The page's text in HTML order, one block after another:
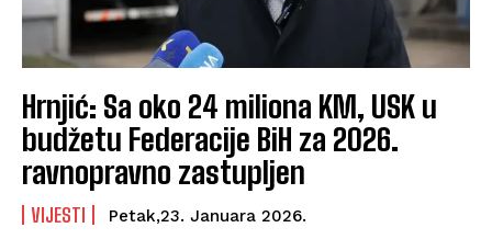
Hrnjić: Sa oko 24 miliona KM, USK u
budžetu Federacije BiH za 2026.
ravnopravno zastupljen
VIJESTI Petak,23. Januara 2026.